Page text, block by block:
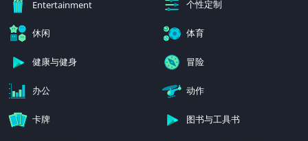
Entertainment 个性定制
休闲 体育
健康与健身 冒险
办公 动作
卡牌 图书与工具书